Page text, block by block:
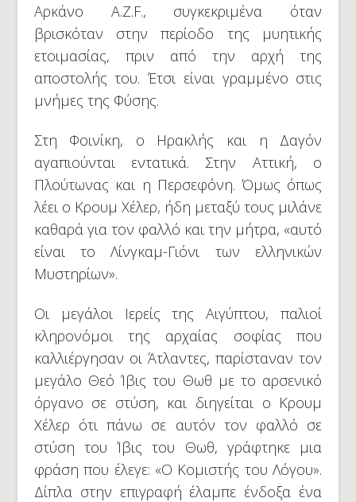
Αρκάνο A.Z.F., συγκεκριμένα όταν
βρισκόταν στην περίοδο της μυητικής
ετοιμασίας, πριν από την αρχή της
αποστολής του. Έτσι είναι γραμμένο στις
μνήμες της Φύσης.
Στη Φοινίκη, ο Ηρακλής και η Δαγόν
αγαπιούνται εντατικά. Στην Αττική, ο
Πλούτωνας και η Περσεφόνη. Όμως όπως
λέει ο Κρουμ Χέλερ, ήδη μεταξύ τους μιλάνε
καθαρά για τον φαλλό και την μήτρα, «αυτό
είναι το Λίνγκαμ-Γιόνι των ελληνικών
Μυστηρίων».
Οι μεγάλοι Ιερείς της Αιγύπτου, παλιοί
κληρονόμοι της αρχαίας σοφίας που
καλλιέργησαν οι Άτλαντες, παρίσταναν τον
μεγάλο Θεό Ίβις του Θωθ με το αρσενικό
όργανο σε στύση, και διηγείται ο Κρουμ
Χέλερ ότι πάνω σε αυτόν τον φαλλό σε
στύση του Ίβις του Θωθ, γράφτηκε μια
φράση που έλεγε: «Ο Κομιστής του Λόγου».
Δίπλα στην επιγραφή έλαμπε ένδοξα ένα